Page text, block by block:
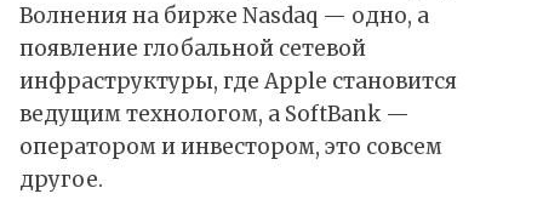
Волнения на бирже Nasdaq — одно, а
появление глобальной сетевой
инфраструктуры, где Apple становится
ведущим технологом, а SoftBank —
оператором и инвестором, это совсем
другое.